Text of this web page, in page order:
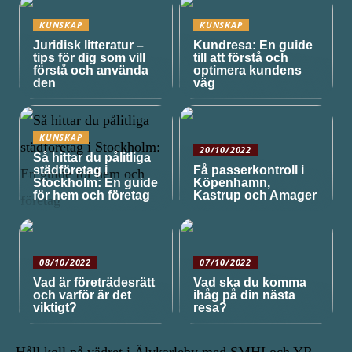
KUNSKAP
Juridisk litteratur –
tips för dig som vill
förstå och använda
den
KUNSKAP
Kundresa: En guide
till att förstå och
optimera kundens
väg
KUNSKAP
Så hittar du pålitliga
städföretag i
Stockholm: En guide
för hem och företag
20/10/2022
Få passerkontroll i
Köpenhamn,
Kastrup och Amager
08/10/2022
Vad är företrädesrätt
och varför är det
viktigt?
07/10/2022
Vad ska du komma
ihåg på din nästa
resa?